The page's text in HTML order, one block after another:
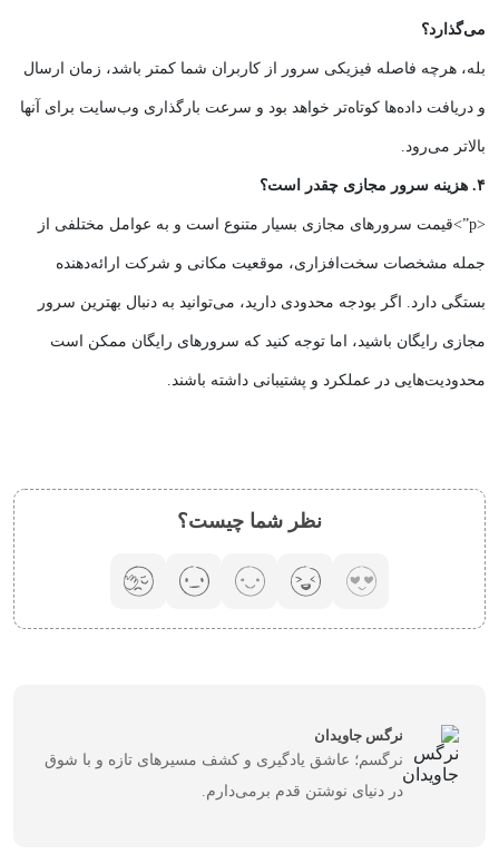
می‌گذارد؟
بله، هرچه فاصله فیزیکی سرور از کاربران شما کمتر باشد، زمان ارسال
و دریافت داده‌ها کوتاه‌تر خواهد بود و سرعت بارگذاری وب‌سایت برای آنها
بالاتر می‌رود.
۴. هزینه سرور مجازی چقدر است؟
<p”>قیمت سرورهای مجازی بسیار متنوع است و به عوامل مختلفی از
جمله مشخصات سخت‌افزاری، موقعیت مکانی و شرکت ارائه‌دهنده
بستگی دارد. اگر بودجه محدودی دارید، می‌توانید به دنبال بهترین سرور
مجازی رایگان باشید، اما توجه کنید که سرورهای رایگان ممکن است
محدودیت‌هایی در عملکرد و پشتیبانی داشته باشند.
نظر شما چیست؟
نرگس جاویدان
نرگسم؛ عاشق یادگیری و کشف مسیرهای تازه‌ و با شوق
در دنیای نوشتن قدم برمی‌دارم.